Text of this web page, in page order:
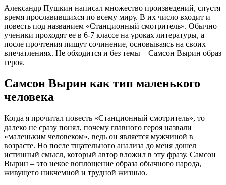
Александр Пушкин написал множество произведений, спустя
время прославившихся по всему миру. В их число входит и
повесть под названием «Станционный смотритель». Обычно
ученики проходят ее в 6-7 классе на уроках литературы, а
после прочтения пишут сочинение, основываясь на своих
впечатлениях. Не обходится и без темы – Самсон Вырин образ
героя.
Самсон Вырин как тип маленького
человека
Когда я прочитал повесть «Станционный смотритель», то
далеко не сразу понял, почему главного героя назвали
«маленьким человеком», ведь он является мужчиной в
возрасте. Но после тщательного анализа до меня дошел
истинный смысл, который автор вложил в эту фразу. Самсон
Вырин – это некое воплощение образа обычного народа,
живущего никчемной и трудной жизнью.